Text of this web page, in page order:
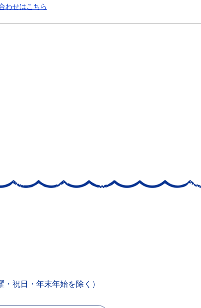
わせはこちら
祝日・年末年始を除く）